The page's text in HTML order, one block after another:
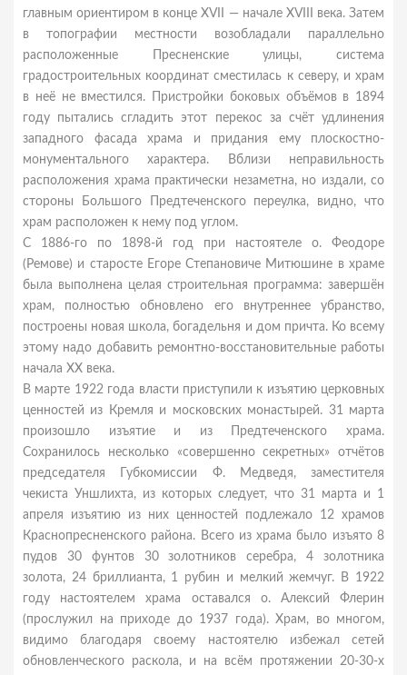
главным ориентиром в конце XVII — начале XVIII века. Затем
в топографии местности возобладали параллельно
расположенные Пресненские улицы, система
градостроительных координат сместилась к северу, и храм
в неё не вместился. Пристройки боковых объёмов в 1894
году пытались сгладить этот перекос за счёт удлинения
западного фасада храма и придания ему плоскостно-
монументального характера. Вблизи неправильность
расположения храма практически незаметна, но издали, со
стороны Большого Предтеченского переулка, видно, что
храм расположен к нему под углом.
С 1886-го по 1898-й год при настоятеле о. Феодоре
(Ремове) и старосте Егоре Степановиче Митюшине в храме
была выполнена целая строительная программа: завершён
храм, полностью обновлено его внутреннее убранство,
построены новая школа, богадельня и дом причта. Ко всему
этому надо добавить ремонтно-восстановительные работы
начала XX века.
В марте 1922 года власти приступили к изъятию церковных
ценностей из Кремля и московских монастырей. 31 марта
произошло изъятие и из Предтеченского храма.
Сохранилось несколько «совершенно секретных» отчётов
председателя Губкомиссии Ф. Медведя, заместителя
чекиста Уншлихта, из которых следует, что 31 марта и 1
апреля изъятию из них ценностей подлежало 12 храмов
Краснопресненского района. Всего из храма было изъято 8
пудов 30 фунтов 30 золотников серебра, 4 золотника
золота, 24 бриллианта, 1 рубин и мелкий жемчуг. В 1922
году настоятелем храма оставался о. Алексий Флерин
(прослужил на приходе до 1937 года). Храм, во многом,
видимо благодаря своему настоятелю избежал сетей
обновленческого раскола, и на всём протяжении 20-30-х